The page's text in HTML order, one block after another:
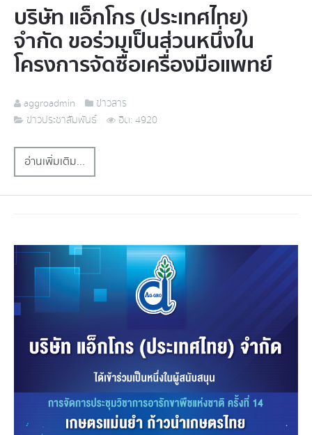
บริษัท แอ็กโกร (ประเทศไทย)
จำกัด ขอร่วมเป็นส่วนหนึ่งใน
โครงการจัดซื้อเครื่องมือแพทย์
aggroadmin
ข่าวสาร
ข่าวประชาสัมพันธ์
ฮิต: 4920
อ่านเพิ่มเติม...